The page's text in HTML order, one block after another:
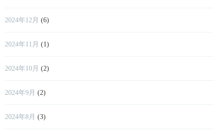
2024年12月 (6)
2024年11月 (1)
2024年10月 (2)
2024年9月 (2)
2024年8月 (3)